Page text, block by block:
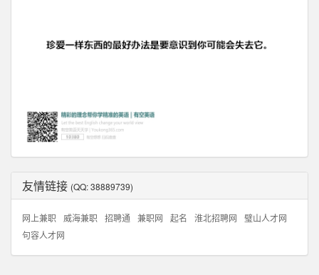
友情链接 (QQ: 38889739)
网上兼职 威海兼职 招聘通 兼职网 起名 淮北招聘网
璧山人才网
句容人才网